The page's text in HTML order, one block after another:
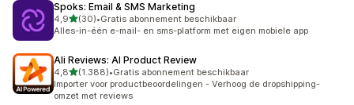
Spoks: Email & SMS Marketing
4,9van 5 sterren
(30)
30 recensies in totaal
•Gratis abonnement beschikbaar
Alles-in-één e-mail- en sms-platform met eigen mobiele app
Ali Reviews: AI Product Review
4,8van 5 sterren
(1.388)
1388 recensies in totaal
•Gratis abonnement beschikbaar
Importer voor productbeoordelingen - Verhoog de dropshipping-
omzet met reviews